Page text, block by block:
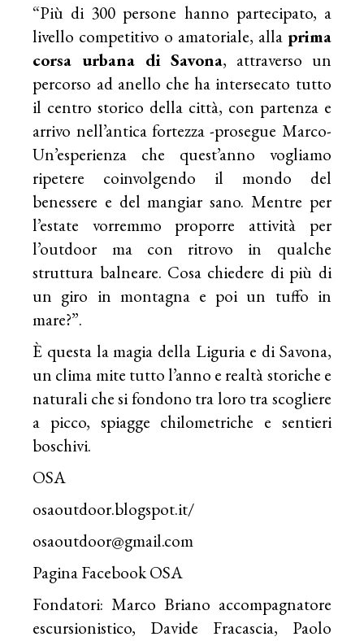
“Più di 300 persone hanno partecipato, a
livello competitivo o amatoriale, alla prima
corsa urbana di Savona, attraverso un
percorso ad anello che ha intersecato tutto
il centro storico della città, con partenza e
arrivo nell’antica fortezza -prosegue Marco-
Un’esperienza che quest’anno vogliamo
ripetere coinvolgendo il mondo del
benessere e del mangiar sano. Mentre per
l’estate vorremmo proporre attività per
l’outdoor ma con ritrovo in qualche
struttura balneare. Cosa chiedere di più di
un giro in montagna e poi un tuffo in
mare?”.
È questa la magia della Liguria e di Savona,
un clima mite tutto l’anno e realtà storiche e
naturali che si fondono tra loro tra scogliere
a picco, spiagge chilometriche e sentieri
boschivi.
OSA
osaoutdoor.blogspot.it/
osaoutdoor@gmail.com
Pagina Facebook OSA
Fondatori: Marco Briano accompagnatore
escursionistico, Davide Fracascia, Paolo